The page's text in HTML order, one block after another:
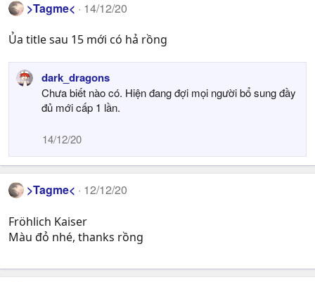
>Tagme< 14/12/20
Ủa title sau 15 mới có hả rồng
dark_dragons
Chưa biết nào có. Hiện đang đợi mọi người bổ sung đầy
đủ mới cấp 1 lần.
14/12/20
>Tagme< 12/12/20
Fröhlich Kaiser
Màu đỏ nhé, thanks rồng